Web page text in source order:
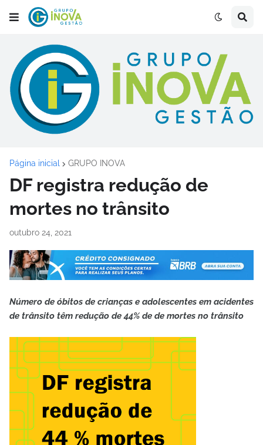
Página inicial GRUPO INOVA
DF registra redução de
mortes no trânsito
outubro 24, 2021
Número de óbitos de crianças e adolescentes em acidentes
de trânsito têm redução de 44% de de mortes no trânsito